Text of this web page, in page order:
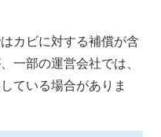
カビに対する補償が含
一部の運営会社では、
ている場合がありま